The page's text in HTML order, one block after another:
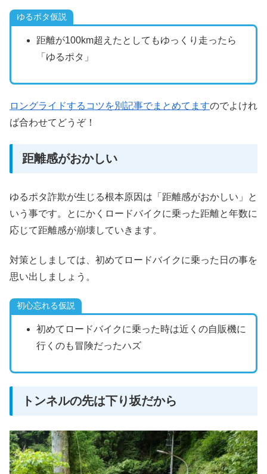
ゆるポタ仮説
距離が100km超えたとしてもゆっくり走ったら
「ゆるポタ」
ロングライドするコツを別記事でまとめてますのでよけれ
ば合わせてどうぞ！
距離感がおかしい
ゆるポタ詐欺が生じる根本原因は「距離感がおかしい」と
いう事です。とにかくロードバイクに乗った距離と年数に
応じて距離感が崩壊していきます。
対策としましては、初めてロードバイクに乗った日の事を
思い出しましょう。
初心忘れる仮説
初めてロードバイクに乗った時は近くの自販機に
行くのも冒険だったハズ
トンネルの先は下り坂だから